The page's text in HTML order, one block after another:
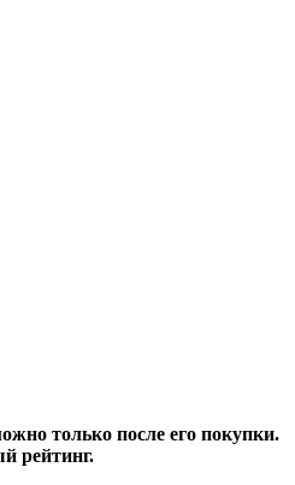
только после его покупки.
рейтинг.